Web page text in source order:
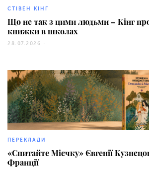
СТІВЕН КІНГ
Що не так з цими людьми – Кінг про
книжки в школах
28.07.2026 -
ПЕРЕКЛАДИ
«Спитайте Мієчку» Євгенії
Франції